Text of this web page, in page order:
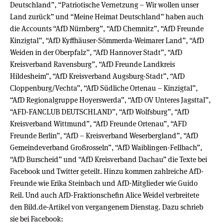
Deutschland”, “Patriotische Vernetzung – Wir wollen unser
Land zurück” und “Meine Heimat Deutschland” haben auch
die Accounts “AfD Nürnberg”, “AfD Chemnitz”, “AfD Freunde
Kinzigtal”, “AfD Kyffhäuser-Sömmerda-Weimarer Land”, “AfD
Weiden in der Oberpfalz”, “AfD Hannover Stadt”, “AfD
Kreisverband Ravensburg”, “AfD Freunde Landkreis
Hildesheim”, “AfD Kreisverband Augsburg-Stadt”, “AfD
Cloppenburg/Vechta”, “AfD Südliche Ortenau – Kinzigtal”,
“AfD Regionalgruppe Hoyerswerda”, “AfD OV Unteres Jagsttal”,
“AFD-FANCLUB DEUTSCHLAND”, “AfD Wolfsburg”, “AfD
Kreisverband Wittmund”, “AfD Freunde Ortenau”, “AFD
Freunde Berlin”, “AfD – Kreisverband Weserbergland”, “AfD
Gemeindeverband Großrosseln”, “AfD Waiblingen-Fellbach”,
“AfD Burscheid” und “AfD Kreisverband Dachau” die Texte bei
Facebook und Twitter geteilt. Hinzu kommen zahlreiche AfD-
Freunde wie Erika Steinbach und AfD-Mitglieder wie Guido
Reil. Und auch AfD-Fraktionschefin Alice Weidel verbreitete
den Bild.de-Artikel von vergangenem Dienstag. Dazu schrieb
sie bei Facebook: